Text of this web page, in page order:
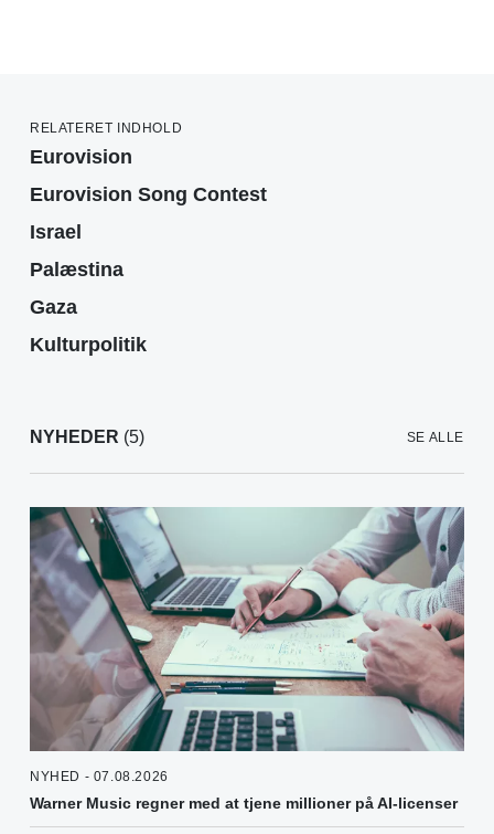
RELATERET INDHOLD
Eurovision
Eurovision Song Contest
Israel
Palæstina
Gaza
Kulturpolitik
NYHEDER (5) SE ALLE
NYHED - 07.08.2026
Warner Music regner med at tjene millioner på AI-licenser